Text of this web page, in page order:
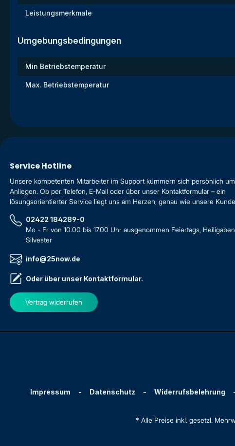
Leistungsmerkmale
Umgebungsbedingungen
Min Betriebstemperatur
Max. Betriebstemperatur
Service Hotline
Unsere kompetenten Mitarbeiter im Support kümmern sich persönlich
Anliegen. Ob per Telefon, E-Mail oder über unser Kontaktformular – ein
lösungsorientierter Service liegt uns am Herzen, genau wie unsere
02422 184289-0
Mo - Fr von 10.00 bis 17.00 Uhr ausgenommen Feiertags,
Silvester
info@25now.de
Oder über unser Kontaktformular.
Vertrag widerrufen
Impressum - Datenschutz - Widerrufsbelehrung
* Alle Preise inkl. gesetzl.